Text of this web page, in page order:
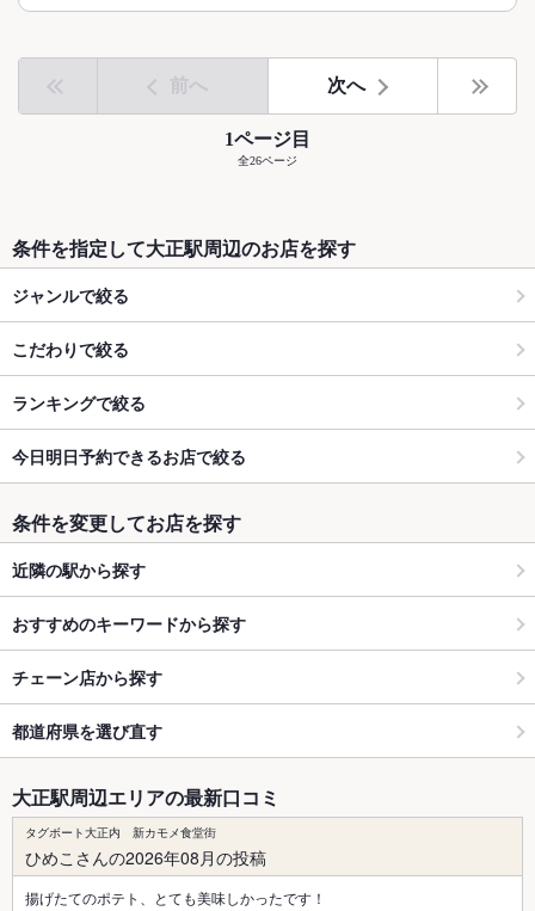
前へ 次へ
1ページ目
全26ページ
条件を指定して大正駅周辺のお店を探す
ジャンルで絞る
こだわりで絞る
ランキングで絞る
今日明日予約できるお店で絞る
条件を変更してお店を探す
近隣の駅から探す
おすすめのキーワードから探す
チェーン店から探す
都道府県を選び直す
大正駅周辺エリアの最新口コミ
タグボート大正内 新カモメ食堂街
ひめこさんの2026年08月の投稿
揚げたてのポテト、とても美味しかったです！